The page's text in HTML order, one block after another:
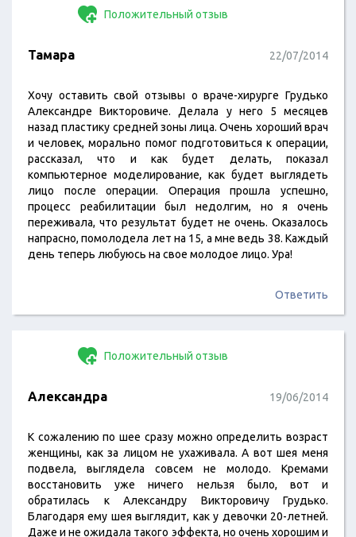
Положительный отзыв
Тамара 22/07/2014
Хочу оставить свой отзывы о враче-хирурге Грудько
Александре Викторовиче. Делала у него 5 месяцев
назад пластику средней зоны лица. Очень хороший врач
и человек, морально помог подготовиться к операции,
рассказал, что и как будет делать, показал
компьютерное моделирование, как будет выглядеть
лицо после операции. Операция прошла успешно,
процесс реабилитации был недолгим, но я очень
переживала, что результат будет не очень. Оказалось
напрасно, помолодела лет на 15, а мне ведь 38. Каждый
день теперь любуюсь на свое молодое лицо. Ура!
Ответить
Положительный отзыв
Александра 19/06/2014
К сожалению по шее сразу можно определить возраст
женщины, как за лицом не ухаживала. А вот шея меня
подвела, выглядела совсем не молодо. Кремами
восстановить уже ничего нельзя было, вот и
обратилась к Александру Викторовичу Грудько.
Благодаря ему шея выглядит, как у девочки 20-летней.
Даже и не ожидала такого эффекта, но очень хорошим и